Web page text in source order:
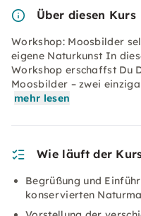
Über diesen Kurs
Workshop: Moosbilder
eigene Naturkunst In
Workshop erschaffst Du
Moosbilder – zwei
mehr lesen
Wie läuft der
Begrüßung und
konservierten